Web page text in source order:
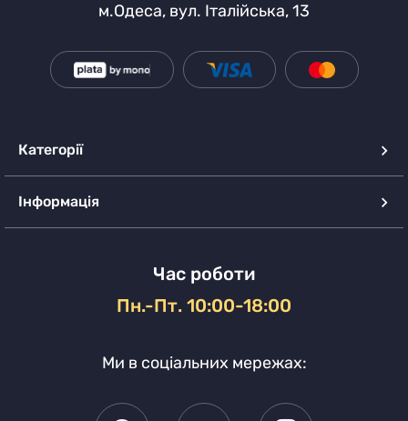
м.Одеса, вул. Італійська, 13
Категорії
Інформація
Час роботи
Пн.-Пт. 10:00-18:00
Ми в соціальних мережах: